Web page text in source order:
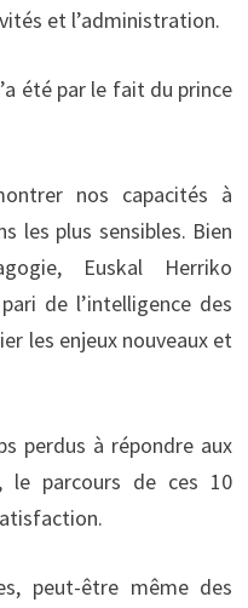
et l’administration.
été par le fait du prince
nos capacités à
les plus sensibles. Bien
Euskal Herriko
de l’intelligence des
les enjeux nouveaux et
perdus à répondre aux
le parcours de ces 10
peut-être même des